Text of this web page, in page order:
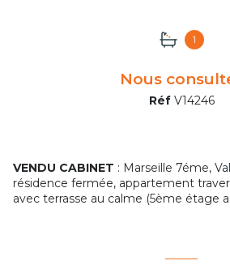
1
Nous
Réf V14246
VENDU CABINET : Marseille 7éme,
résidence fermée, appartement
avec terrasse au calme (5ème étage